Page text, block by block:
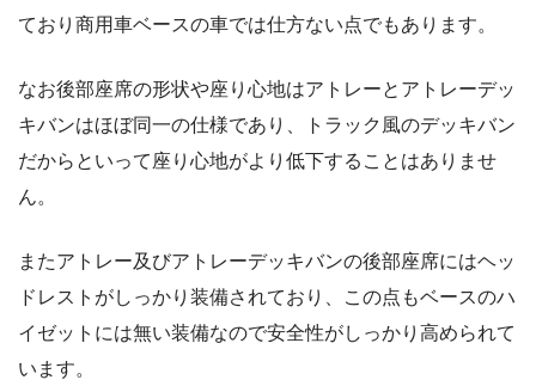
ており商用車ベースの車では仕方ない点でもあります。
なお後部座席の形状や座り心地はアトレーとアトレーデッ
キバンはほぼ同一の仕様であり、トラック風のデッキバン
だからといって座り心地がより低下することはありませ
ん。
またアトレー及びアトレーデッキバンの後部座席にはヘッ
ドレストがしっかり装備されており、この点もベースのハ
イゼットには無い装備なので安全性がしっかり高められて
います。